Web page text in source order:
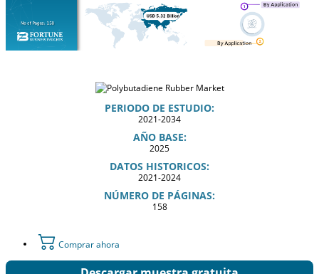
PERIODO DE ESTUDIO:
2021-2034
AÑO BASE:
2025
DATOS HISTORICOS:
2021-2024
NÚMERO DE PÁGINAS:
158
Comprar ahora